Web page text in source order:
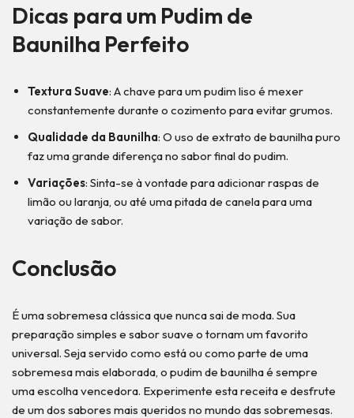
Dicas para um Pudim de
Baunilha Perfeito
Textura Suave: A chave para um pudim liso é mexer
constantemente durante o cozimento para evitar grumos.
Qualidade da Baunilha: O uso de extrato de baunilha puro
faz uma grande diferença no sabor final do pudim.
Variações: Sinta-se à vontade para adicionar raspas de
limão ou laranja, ou até uma pitada de canela para uma
variação de sabor.
Conclusão
É uma sobremesa clássica que nunca sai de moda. Sua
preparação simples e sabor suave o tornam um favorito
universal. Seja servido como está ou como parte de uma
sobremesa mais elaborada, o pudim de baunilha é sempre
uma escolha vencedora. Experimente esta receita e desfrute
de um dos sabores mais queridos no mundo das sobremesas.